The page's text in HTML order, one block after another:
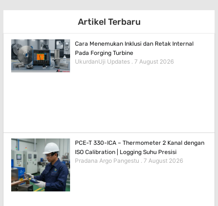
Artikel Terbaru
Cara Menemukan Inklusi dan Retak Internal
Pada Forging Turbine
UkurdanUji Updates 7 August 2026
PCE-T 330-ICA – Thermometer 2 Kanal dengan
ISO Calibration | Logging Suhu Presisi
Pradana Argo Pangestu 7 August 2026